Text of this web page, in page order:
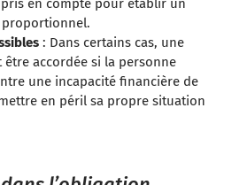
en compte pour établir un
: Dans certains cas, une
accordée si la personne
une incapacité financière de
en péril sa propre situation